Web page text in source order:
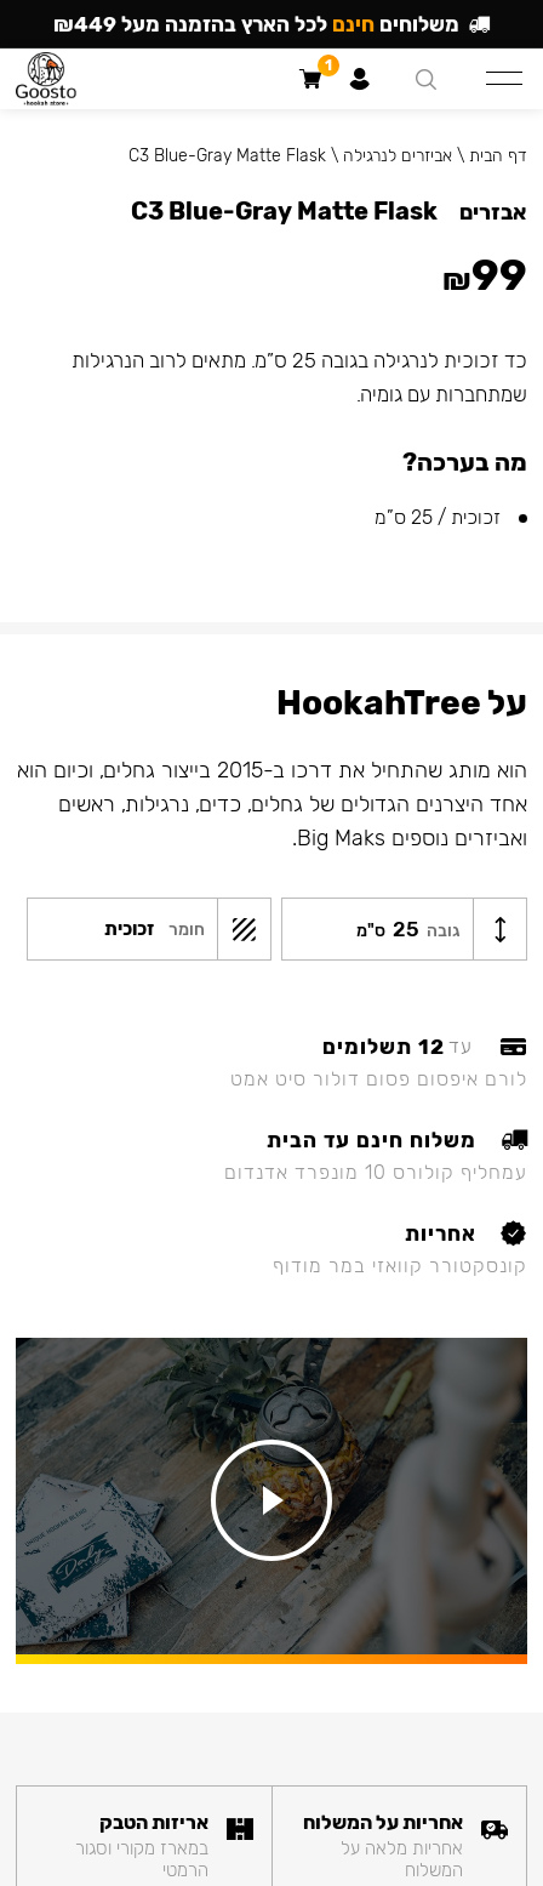
כד זכוכית לנרגילה בגובה 25 ס”מ. מתאים לרוב הנרגילות
שמתחברות עם גומיה.
מה בערכה?
זכוכית / 25 ס”מ
דף הבית \אביזרים לנרגילה \
C3 Blue-Gray Matte Flask
אבזרים C3 Blue-Gray Matte Flask
₪99
על HookahTree
הוא מותג שהתחיל את דרכו ב-2015 בייצור גחלים, וכיום הוא
אחד היצרנים הגדולים של גחלים, כדים, נרגילות, ראשים
ואביזרים נוספים Big Maks.
גובה 25 ס"מ חומר זכוכית
עד 12 תשלומים
לורם איפסום פסום דולור סיט אמט
משלוח חינם עד הבית
עמחליף קולורס 10 מונפרד אדנדום
אחריות
קונסקטורר קוואזי במר מודוף
אחריות על המשלוח
אחריות מלאה על
המשלוח
אריזות הטבק
במארז מקורי וסגור
הרמטי
משלוחים חינם לכל הארץ בהזמנה מעל ₪449
1